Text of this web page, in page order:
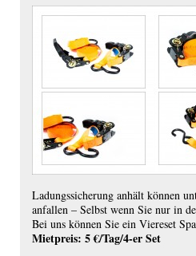
Ladungssicherung anhält können
anfallen – Selbst wenn Sie nur in
Bei uns können Sie ein Viereset
Mietpreis: 5 €/Tag/4-er Set